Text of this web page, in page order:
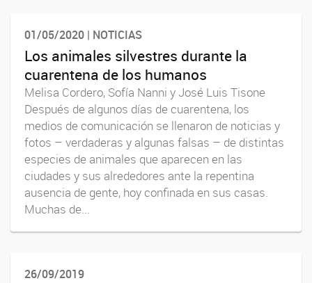
01/05/2020 | NOTICIAS
Los animales silvestres durante la
cuarentena de los humanos
Melisa Cordero, Sofía Nanni y José Luis Tisone
Después de algunos días de cuarentena, los
medios de comunicación se llenaron de noticias y
fotos – verdaderas y algunas falsas – de distintas
especies de animales que aparecen en las
ciudades y sus alrededores ante la repentina
ausencia de gente, hoy confinada en sus casas.
Muchas de...
26/09/2019